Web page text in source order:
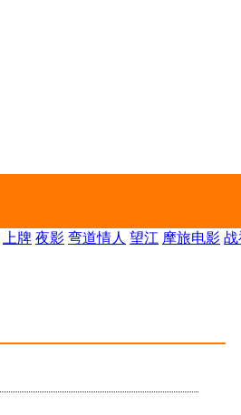
上牌 夜影 弯道情人 望江 摩旅电影 战